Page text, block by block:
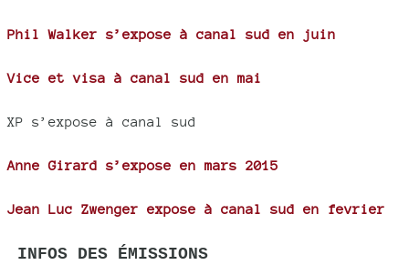
Phil Walker s’expose à canal sud en juin
Vice et visa à canal sud en mai
XP s’expose à canal sud
Anne Girard s’expose en mars 2015
Jean Luc Zwenger expose à canal sud en fevrier
INFOS DES ÉMISSIONS